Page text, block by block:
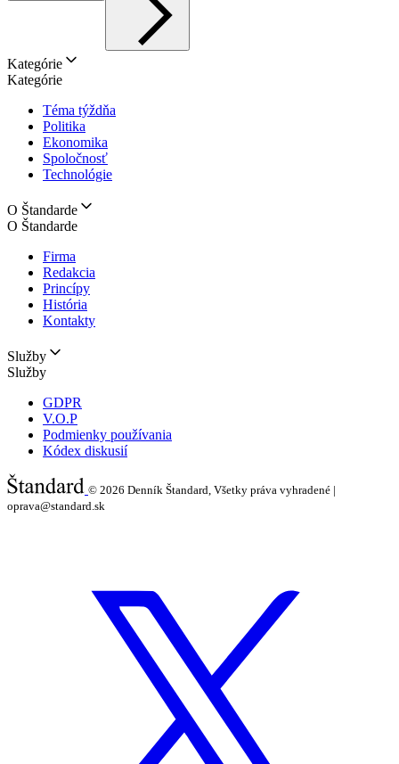
Kategórie
Kategórie
Téma týždňa
Politika
Ekonomika
Spoločnosť
Technológie
O Štandarde
O Štandarde
Firma
Redakcia
Princípy
História
Kontakty
Služby
Služby
GDPR
V.O.P
Podmienky používania
Kódex diskusií
© 2026 Denník Štandard, Všetky práva vyhradené |
oprava@standard.sk